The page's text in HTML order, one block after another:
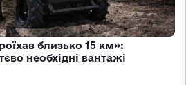
близько 15 км»:
необхідні вантажі